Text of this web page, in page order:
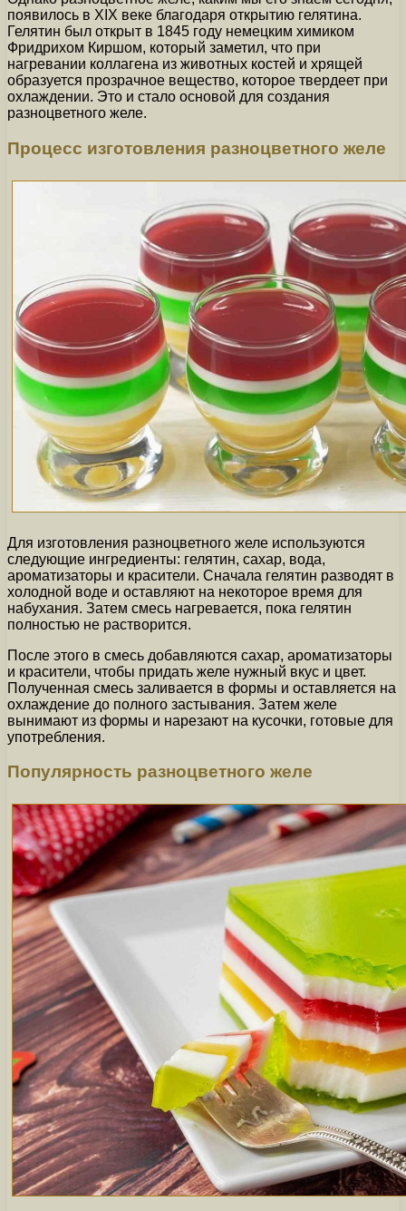
появилось в XIX веке благодаря открытию гелятина.
Гелятин был открыт в 1845 году немецким химиком
Фридрихом Киршом, который заметил, что при
нагревании коллагена из животных костей и хрящей
образуется прозрачное вещество, которое твердеет при
охлаждении. Это и стало основой для создания
разноцветного желе.
Процесс изготовления разноцветного желе
Для изготовления разноцветного желе используются
следующие ингредиенты: гелятин, сахар, вода,
ароматизаторы и красители. Сначала гелятин разводят в
холодной воде и оставляют на некоторое время для
набухания. Затем смесь нагревается, пока гелятин
полностью не растворится.
После этого в смесь добавляются сахар, ароматизаторы
и красители, чтобы придать желе нужный вкус и цвет.
Полученная смесь заливается в формы и оставляется на
охлаждение до полного застывания. Затем желе
вынимают из формы и нарезают на кусочки, готовые для
употребления.
Популярность разноцветного желе